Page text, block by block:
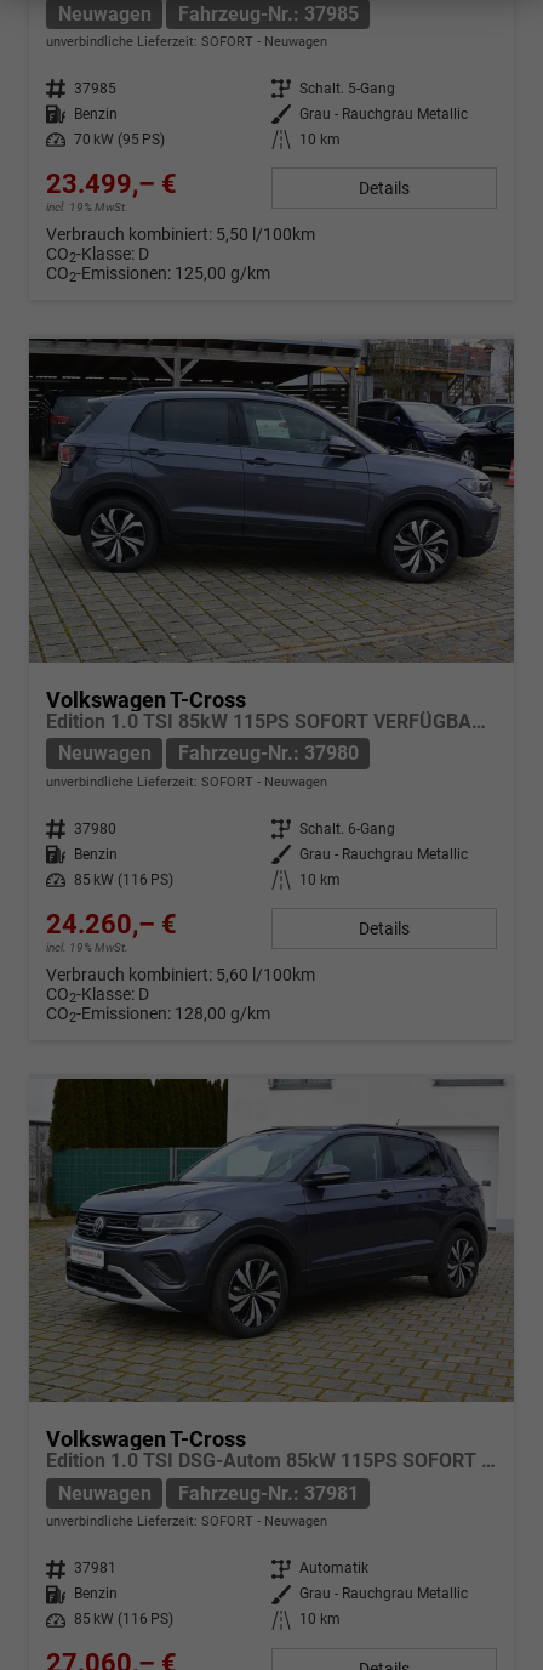
Neuwagen
Fahrzeug-Nr.: 37985
unverbindliche Lieferzeit: SOFORT Neuwagen
Fahrzeug-Nr. 37985 Getriebe Schalt. 5-Gang
Kraftstoff Benzin Außenfarbe
Grau - Rauchgrau Metallic
Leistung
70 kW (95 PS) Kilometerstand 10 km
23.499,– €
incl. 19% MwSt.
Details
Verbrauch kombiniert: 5,50 l/100km
CO2-Klasse: D
CO2-Emissionen: 125,00 g/km
Volkswagen T-Cross
Edition 1.0 TSI 85kW 115PS SOFORT VERFÜGBAR App-Connect Kamera Parksensoren Sitzheizung Keyless Klima LED 17-Zoll-Alu ACC
Neuwagen
Fahrzeug-Nr.: 37980
unverbindliche Lieferzeit: SOFORT Neuwagen
Fahrzeug-Nr. 37980 Getriebe Schalt. 6-Gang
Kraftstoff Benzin Außenfarbe
Grau - Rauchgrau Metallic
Leistung
85 kW (116 PS) Kilometerstand 10 km
24.260,– €
incl. 19% MwSt.
Details
Verbrauch kombiniert: 5,60 l/100km
CO2-Klasse: D
CO2-Emissionen: 128,00 g/km
Volkswagen T-Cross
Edition 1.0 TSI DSG-Autom 85kW 115PS SOFORT VERFÜGBAR App-Connect Kamera Parksensoren Sitzheizung Keyless Klima LED 17-Zoll-Alu ACC AHK Anhängevorrichtung
Neuwagen
Fahrzeug-Nr.: 37981
unverbindliche Lieferzeit: SOFORT Neuwagen
Fahrzeug-Nr. 37981 Getriebe Automatik
Kraftstoff
Benzin Außenfarbe
Grau - Rauchgrau Metallic
Leistung
85 kW (116 PS) Kilometerstand 10 km
27.060,– €